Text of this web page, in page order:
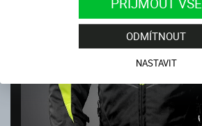
ODMÍTNOUT
NASTAVIT